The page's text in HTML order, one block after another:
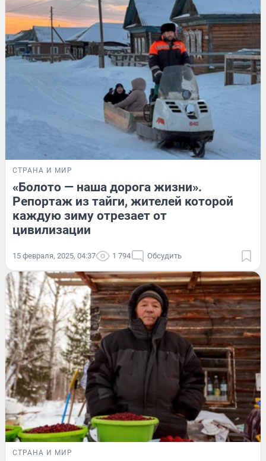
СТРАНА И МИР
«Болото — наша дорога жизни».
Репортаж из тайги, жителей которой
каждую зиму отрезает от
цивилизации
15 февраля, 2025, 04:37 1 794 Обсудить
СТРАНА И МИР